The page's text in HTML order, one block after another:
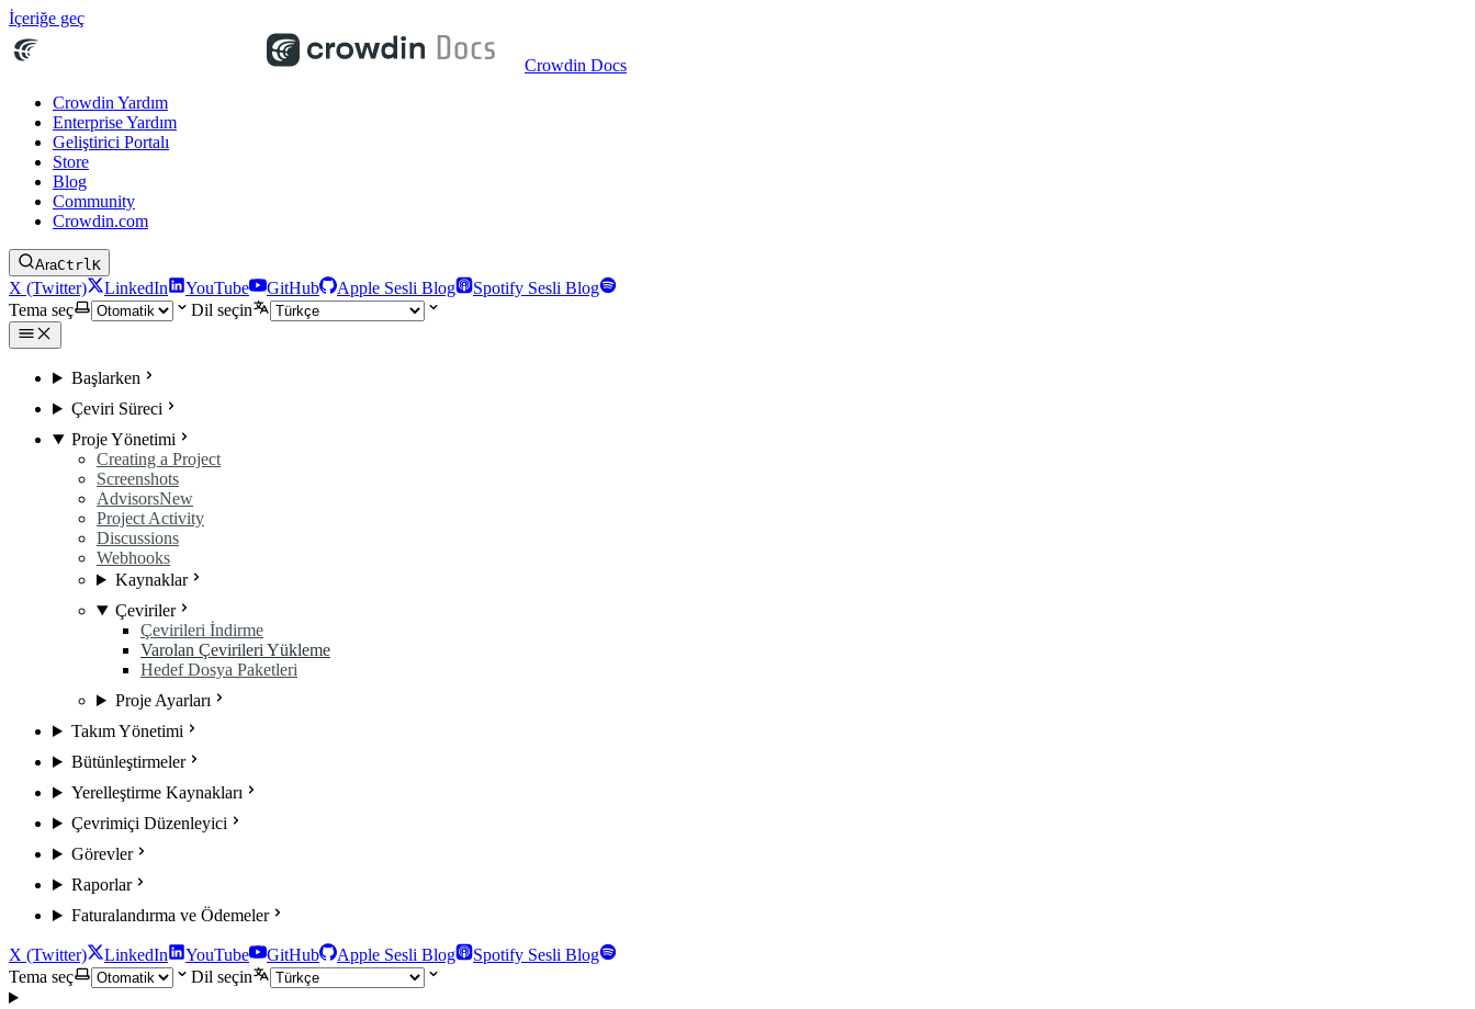
İçeriğe geç
Crowdin Docs
Crowdin Yardım
Enterprise Yardım
Geliştirici Portalı
Store
Blog
Community
Crowdin.com
AraCtrlK
X (Twitter) LinkedIn YouTube GitHub Apple Sesli Blog
Spotify Sesli Blog
Tema seç
Dil seçin
Başlarken
Çeviri Süreci
Proje Yönetimi
Creating a Project
Screenshots
AdvisorsNew
Project Activity
Discussions
Webhooks
Kaynaklar
Çeviriler
Çevirileri İndirme
Varolan Çevirileri Yükleme
Hedef Dosya Paketleri
Proje Ayarları
Takım Yönetimi
Bütünleştirmeler
Yerelleştirme Kaynakları
Çevrimiçi Düzenleyici
Görevler
Raporlar
Faturalandırma ve Ödemeler
X (Twitter) LinkedIn YouTube GitHub Apple Sesli Blog
Spotify Sesli Blog
Tema seç
Dil seçin